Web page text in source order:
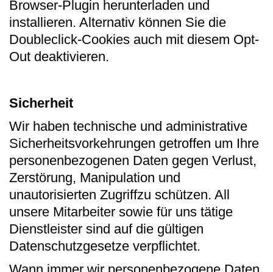
Browser-Plugin herunterladen und
installieren. Alternativ können Sie die
Doubleclick-Cookies auch mit diesem Opt-
Out deaktivieren.
Sicherheit
Wir haben technische und administrative
Sicherheitsvorkehrungen getroffen um Ihre
personenbezogenen Daten gegen Verlust,
Zerstörung, Manipulation und
unautorisierten Zugriffzu schützen. All
unsere Mitarbeiter sowie für uns tätige
Dienstleister sind auf die gültigen
Datenschutzgesetze verpflichtet.